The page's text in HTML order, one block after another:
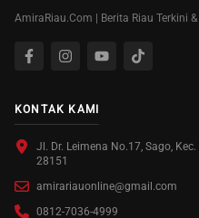
AmiraRiau.Com | Berita Riau Terkini
KONTAK KAMI
Jl. Dr. Leimena No.17, Sago,
28151
amirariauonline@gmail.com
0812-7036-4999